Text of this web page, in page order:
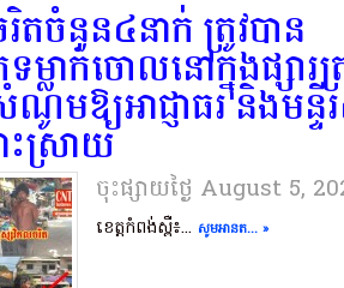
ចំនួន៤នាក់ ត្រូវបាន
លាក់ចោលនៅក្នុងផ្សារ
មឱ្យអាជ្ញាធរ និងមន្ទី
ះស្រាយ
ចុះផ្សាយថ្ងៃ​ August 5,
ខេត្តកំពង់ស្ពឺ៖... សូមអានត... »